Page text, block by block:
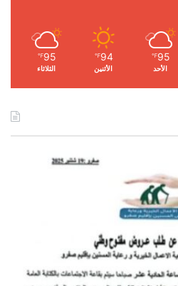
95
℉
الأحد
94
℉
الأثنين
95
℉
الثلاثاء